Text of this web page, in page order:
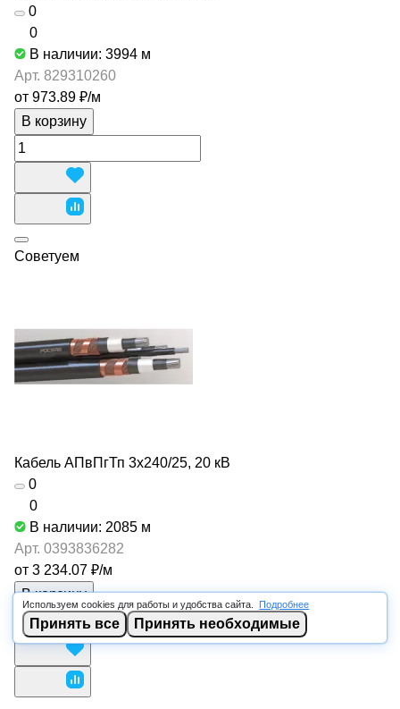
0
0
В наличии: 3994 м
Арт. 829310260
от 973.89 ₽/м
В корзину
Советуем
Кабель АПвПгТп 3х240/25, 20 кВ
0
0
В наличии: 2085 м
Арт. 0393836282
от 3 234.07 ₽/м
В корзину
Используем cookies для работы и удобства сайта. Подробнее
Принять все Принять необходимые